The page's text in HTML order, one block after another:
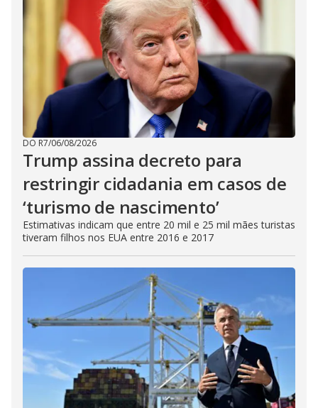
DO R7/06/08/2026
Trump assina decreto para
restringir cidadania em casos de
‘turismo de nascimento’
Estimativas indicam que entre 20 mil e 25 mil mães turistas
tiveram filhos nos EUA entre 2016 e 2017